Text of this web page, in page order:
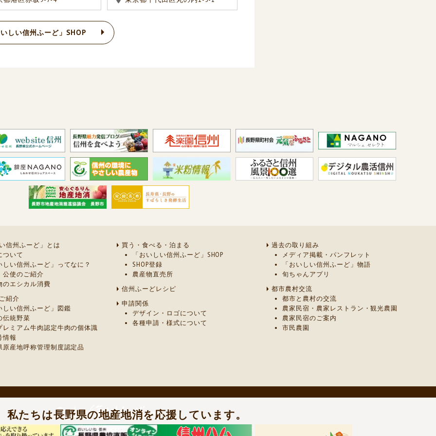
しい信州ふーど」SHOP
私たちは長野県の地産地消を応援しています。
信州ふーど」とは
ついて
しい信州ふーど」ってなに？
公使のご紹介
のエシカル消費
紹介
しい信州ふーど」図鑑
伝統野菜
レミアム牛肉認定牛肉の個体識
情報
原産地呼称管理制度認定品
買う・食べる・泊まる
「おいしい信州ふーど」SHOP
SHOP登録
農産物直売所
信州ふーどレシピ
申請関係
デザイン・ロゴについて
各種申請・様式について
過去の取り組み
メディア掲載・パンフレット
「おいしい信州ふーど」物語
旬ちゃんアプリ
都市農村交流
都市と農村の交流
農家民宿・農家レストラン・観光農園
農家民宿のご案内
市民農園
質問及びご意見は、長野県 農政部 農業政策課 農産物マーケティング室までご連絡ください。